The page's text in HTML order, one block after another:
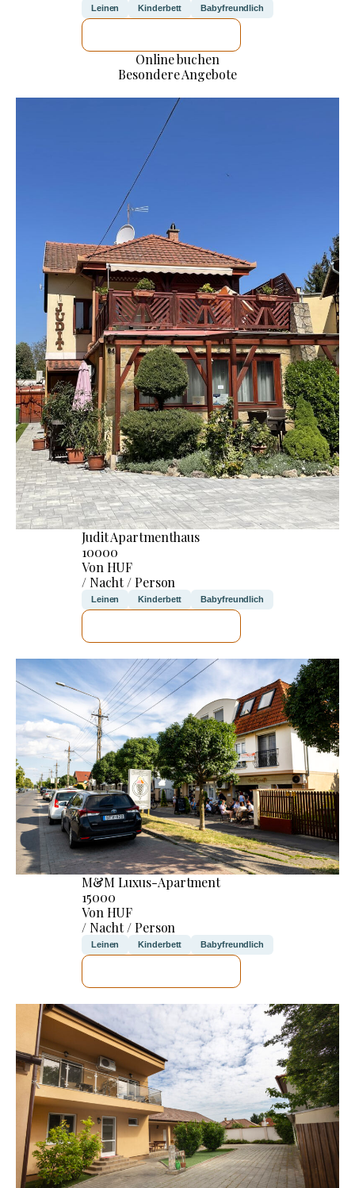
Leinen Kinderbett Babyfreundlich
Online buchen
Besondere Angebote
Judit Apartmenthaus
10000
Von HUF
/ Nacht / Person
Leinen Kinderbett Babyfreundlich
M&M Luxus-Apartment
15000
Von HUF
/ Nacht / Person
Leinen Kinderbett Babyfreundlich